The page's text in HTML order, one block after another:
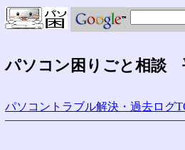
パソコン困りごと相談
パソコントラブル解決・過去ログ